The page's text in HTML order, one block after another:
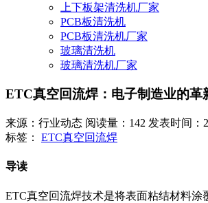
上下板架清洗机厂家
PCB板清洗机
PCB板清洗机厂家
玻璃清洗机
玻璃清洗机厂家
ETC真空回流焊：电子制造业的革
来源：行业动态 阅读量：142 发表时间：
标签： ETC真空回流焊
导读
ETC真空回流焊技术是将表面粘结材料涂